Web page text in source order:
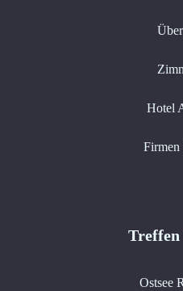
Hotel
Firmen
Treffen
Ostsee